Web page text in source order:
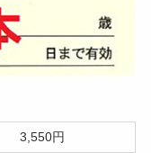
3,550円